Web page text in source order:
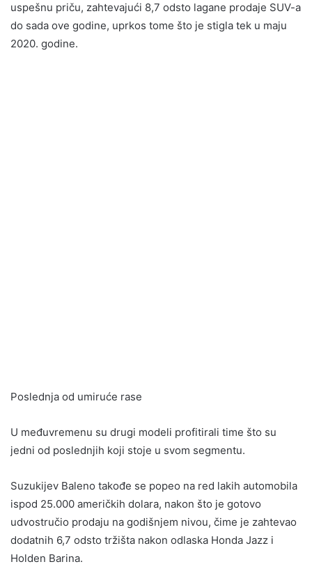
uspešnu priču, zahtevajući 8,7 odsto lagane prodaje SUV-a
do sada ove godine, uprkos tome što je stigla tek u maju
2020. godine.
Poslednja od umiruće rase
U međuvremenu su drugi modeli profitirali time što su
jedni od poslednjih koji stoje u svom segmentu.
Suzukijev Baleno takođe se popeo na red lakih automobila
ispod 25.000 američkih dolara, nakon što je gotovo
udvostručio prodaju na godišnjem nivou, čime je zahtevao
dodatnih 6,7 odsto tržišta nakon odlaska Honda Jazz i
Holden Barina.